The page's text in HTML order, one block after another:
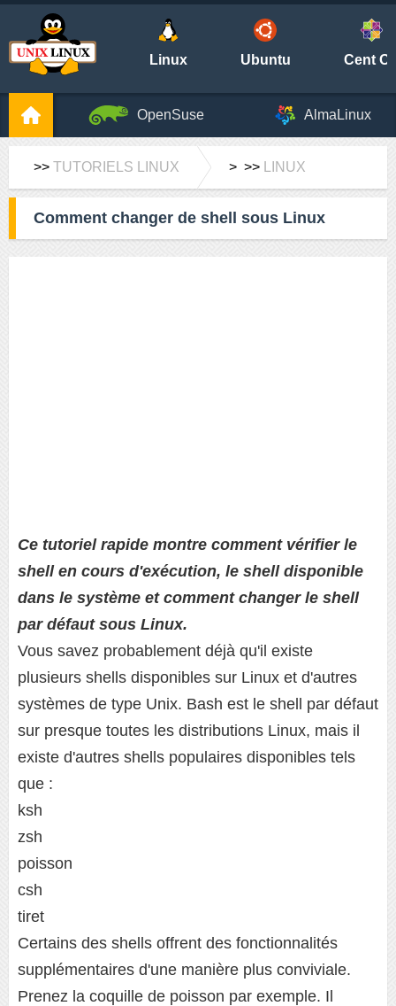
Linux Ubuntu Cent
OpenSuse AlmaLinux
>> TUTORIELS LINUX > >> LINUX
Comment changer de shell sous Linux
Ce tutoriel rapide montre comment vérifier le
shell en cours d'exécution, le shell disponible
dans le système et comment changer le shell
par défaut sous Linux.
Vous savez probablement déjà qu'il existe
plusieurs shells disponibles sur Linux et d'autres
systèmes de type Unix. Bash est le shell par défaut
sur presque toutes les distributions Linux, mais il
existe d'autres shells populaires disponibles tels
que :
ksh
zsh
poisson
csh
tiret
Certains des shells offrent des fonctionnalités
supplémentaires d'une manière plus conviviale.
Prenez la coquille de poisson par exemple. Il